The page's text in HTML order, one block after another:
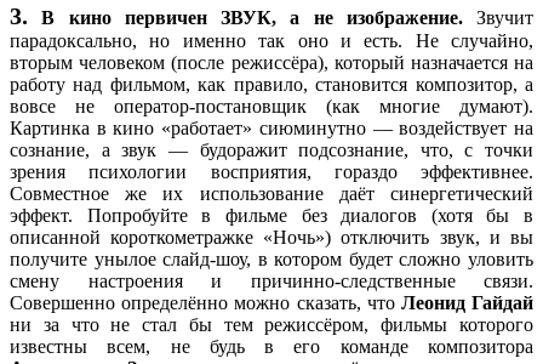
своими нездоровыми наклонностями. Да да
я к тебе обращаюсь, ты хоть понимаешь что
ты натворил? Да ты просто не заслуживает
жить…» ) ну и тут герой страдает, крутится
и переключает.
2.
На
следующем
канале он
встречает
рекламу (там
где он гуляет
с девушкой).
Следующая реклама «нормальности», то
есть герой гуляет с девушкой и закадровый
голос рассказывает «У них все хорошо, они
любят и поддерживают друг друга в
отношениях, они собираются пожениться и
провести жизнь в счастье, это все потому
что она обычная красивая девушка, а он
НОРМАЛЬНЫЙ, закажите нормальности
прямо себе на дом прямо сейчас по номеру
8950..
Тут внезапно появляется репортаж. Там все
3. В кино первичен ЗВУК, а не изображение.Звучит
парадоксально, но именно так оно и есть. Не случайно,
вторым человеком (после режиссёра), который назначается на
работу над фильмом, как правило, становится композитор, а
вовсе не оператор-постановщик (как многие думают).
Картинка в кино «работает» сиюминутно — воздействует на
сознание, а звук — будоражит подсознание, что, с точки
зрения психологии восприятия, гораздо эффективнее.
Совместное же их использование даёт синергетический
эффект. Попробуйте в фильме без диалогов (хотя бы в
описанной короткометражке «Ночь») отключить звук, и вы
получите унылое слайд-шоу, в котором будет сложно уловить
смену настроения и причинно-следственные связи.
Совершенно определённо можно сказать, что Леонид Гайдай
ни за что не стал бы тем режиссёром, фильмы которого
известны всем, не будь в его команде композитора